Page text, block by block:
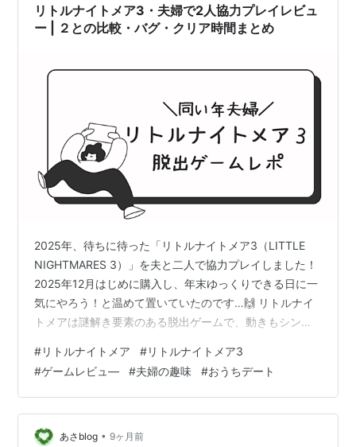
リトルナイトメア3・夫婦で2人協力プレイレビュ
ー | ２との比較・バグ・クリア時間まとめ
2025年、待ちに待った「リトルナイトメア3（LITTLE
NIGHTMARES 3）」を夫と二人で協力プレイしました！
2025年12月はじめに購入し、年末ゆっくりできる日に一
気にやろう！と温めて置いていたのです…🙌 リトルナイ
トメアは謎解き要素のある脱出ゲームで、動きもシンプ
しのギミックは多いですが（笑）） ホラーゲームに分類
されるそうですが、リトルナイトメア２と比較するとそ
こまで怖くなかったかな… 今回の目玉はなんといって
も、シリーズ初となる「2人協力プレイ」の解禁です。
実際にswitch版を2人プレイしてみて、２と比較したとこ
#リトルナイトメア #リトルナイトメア3
#ゲームレビュ― #夫婦の趣味 #おうちデート
あさblog • 9ヶ月前